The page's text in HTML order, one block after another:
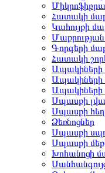
Հատակի
Կահույքի
Գորգերի
Հատակի
Ապակիների
Ապակիների
Սպասքի
Սպասքի
Ձեռնոցներ
Սպասքի
Սպասքի
Խոհանոցի